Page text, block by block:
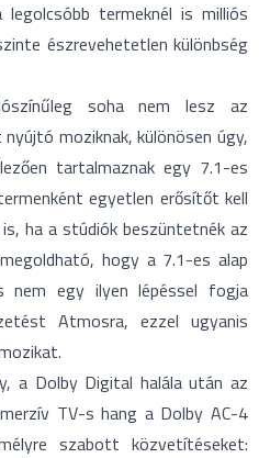
termeknél is milliós
észrevehetetlen különbség
soha nem lesz az
moziknak, különösen úgy,
tartalmaznak egy 7.1-es
egyetlen erősítőt kell
ha a stúdiók beszüntetnék az
hogy a 7.1-es alap
nem egy ilyen lépéssel fogja
Atmosra, ezzel ugyanis
a Dolby Digital halála után az
TV-s hang a Dolby AC-4
szabott közvetítéseket: